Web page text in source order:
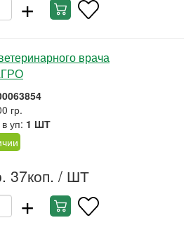
врача
гр.
уп: 1 ШТ
37коп. / ШТ
+